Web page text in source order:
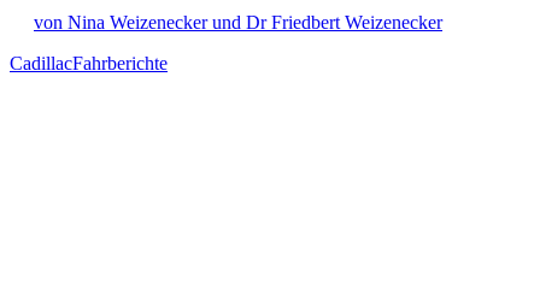
von Nina Weizenecker und Dr Friedbert Weizenecker
CadillacFahrberichte